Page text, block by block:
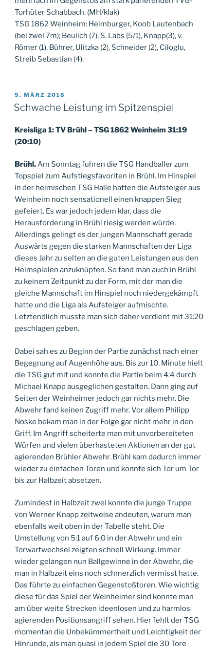
Torhüter Schabbach. (MH/klak)
TSG 1862 Weinheim: Heimburger, Koob Lautenbach
(bei zwei 7m); Beulich (7), S. Labs (5/1), Knapp(3), v.
Römer (1), Bührer, Ulitzka (2), Schneider (2), Ciloglu,
Streib Sebastian (4).
VERÖFFENTLICHT
AM
5. MÄRZ 2018
Schwache Leistung im Spitzenspiel
Kreisliga 1: TV Brühl – TSG 1862 Weinheim 31:19
(20:10)
Brühl.Am Sonntag fuhren die TSG Handballer zum
Topspiel zum Aufstiegsfavoriten in Brühl. Im Hinspiel
in der heimischen TSG Halle hatten die Aufsteiger aus
Weinheim noch sensationell einen knappen Sieg
gefeiert. Es war jedoch jedem klar, dass die
Herausforderung in Brühl riesig werden würde.
Allerdings gelingt es der jungen Mannschaft gerade
Auswärts gegen die starken Mannschaften der Liga
dieses Jahr zu selten an die guten Leistungen aus den
Heimspielen anzuknüpfen. So fand man auch in Brühl
zu keinem Zeitpunkt zu der Form, mit der man die
gleiche Mannschaft im Hinspiel noch niedergekämpft
hatte und die Liga als Aufsteiger aufmischte.
Letztendlich musste man sich daher verdient mit 31:20
geschlagen geben.
Dabei sah es zu Beginn der Partie zunächst nach einer
Begegnung auf Augenhöhe aus. Bis zur 10. Minute hielt
die TSG gut mit und konnte die Partie beim 4:4 durch
Michael Knapp ausgeglichen gestalten. Dann ging auf
Seiten der Weinheimer jedoch gar nichts mehr. Die
Abwehr fand keinen Zugriff mehr. Vor allem Philipp
Noske bekam man in der Folge gar nicht mehr in den
Griff. Im Angriff scheiterte man mit unvorbereiteten
Würfen und vielen überhasteten Aktionen an der gut
agierenden Brühler Abwehr. Brühl kam dadurch immer
wieder zu einfachen Toren und konnte sich Tor um Tor
bis zur Halbzeit absetzen.
Zumindest in Halbzeit zwei konnte die junge Truppe
von Werner Knapp zeitweise andeuten, warum man
ebenfalls weit oben in der Tabelle steht. Die
Umstellung von 5:1 auf 6:0 in der Abwehr und ein
Torwartwechsel zeigten schnell Wirkung. Immer
wieder gelangen nun Ballgewinne in der Abwehr, die
man in Halbzeit eins noch schmerzlich vermisst hatte.
Das führte zu einfachen Gegenstoßtoren. Wie wichtig
diese für das Spiel der Weinheimer sind konnte man
am über weite Strecken ideenlosen und zu harmlos
agierenden Positionsangriff sehen. Hier fehlt der TSG
momentan die Unbekümmertheit und Leichtigkeit der
Hinrunde, als man quasi in jedem Spiel die 30 Tore